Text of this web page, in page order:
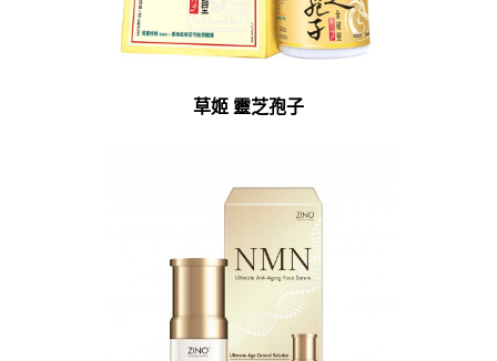
草姬 靈芝孢子